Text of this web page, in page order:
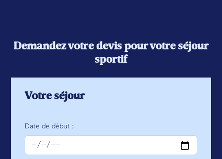
Demandez votre devis pour votre séjour
sportif
Votre séjour
Date de début :